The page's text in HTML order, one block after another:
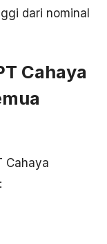
dari nominal
Cahaya
Cahaya